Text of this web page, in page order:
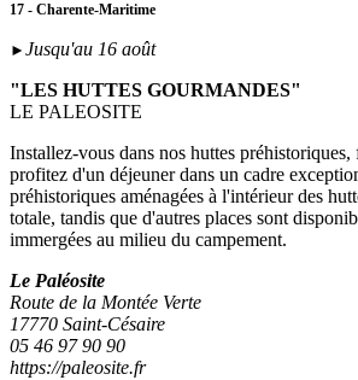
17 - Charente-Maritime
► Jusqu'au 16 août
"LES HUTTES GOURMANDES"
LE PALEOSITE
Installez-vous dans nos huttes préhistoriques,
profitez d'un déjeuner dans un cadre
préhistoriques aménagées à l'intérieur des
totale, tandis que d'autres places sont
immergées au milieu du campement.
Le Paléosite
Route de la Montée Verte
17770 Saint-Césaire
05 46 97 90 90
https://paleosite.fr